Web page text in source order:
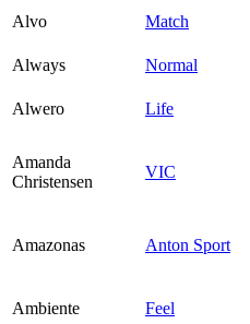
Alvo
Match
Always
Normal
Alwero
Life
Amanda
Christensen
VIC
Amazonas Anton Sport
Ambiente Feel